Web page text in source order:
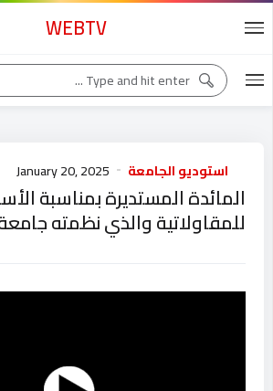
WEBTV
استوديو الجامعة January 20, 2025
المائدة المستديرة بمناسبة
للمقاولاتية والذي نظمته